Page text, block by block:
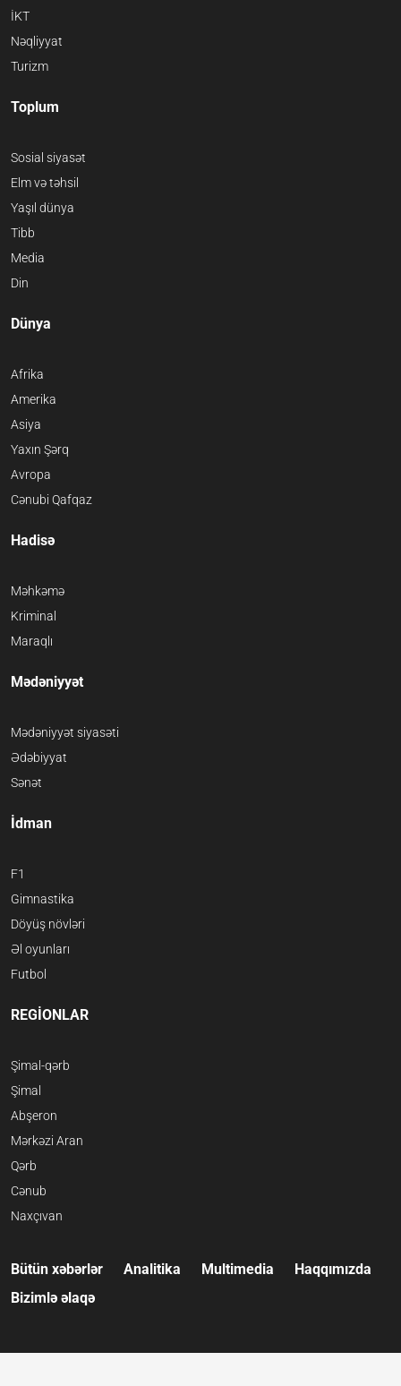
İKT
Nəqliyyat
Turizm
Toplum
Sosial siyasət
Elm və təhsil
Yaşıl dünya
Tibb
Media
Din
Dünya
Afrika
Amerika
Asiya
Yaxın Şərq
Avropa
Cənubi Qafqaz
Hadisə
Məhkəmə
Kriminal
Maraqlı
Mədəniyyət
Mədəniyyət siyasəti
Ədəbiyyat
Sənət
İdman
F1
Gimnastika
Döyüş növləri
Əl oyunları
Futbol
REGİONLAR
Şimal-qərb
Şimal
Abşeron
Mərkəzi Aran
Qərb
Cənub
Naxçıvan
Bütün xəbərlər Analitika Multimedia
Haqqımızda
Bizimlə əlaqə